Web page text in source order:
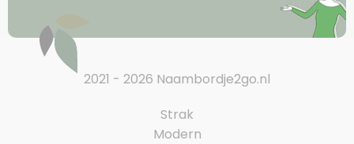
2021 - 2026 Naambordje2go.nl
Strak
Modern